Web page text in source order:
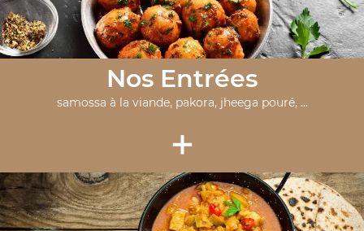
Nos Entrées
samossa à la viande, pakora, jheega pouré, ...
+